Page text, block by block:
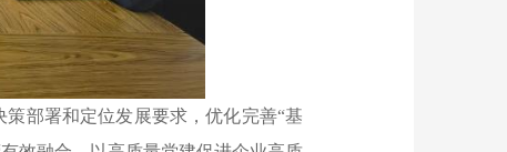
策部署和定位发展要求，优化完善“基